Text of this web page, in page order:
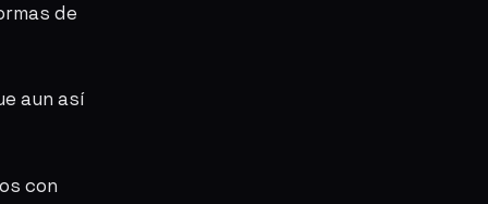
de
aun así
con